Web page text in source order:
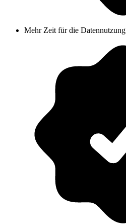
Mehr Zeit für die Datennutzung